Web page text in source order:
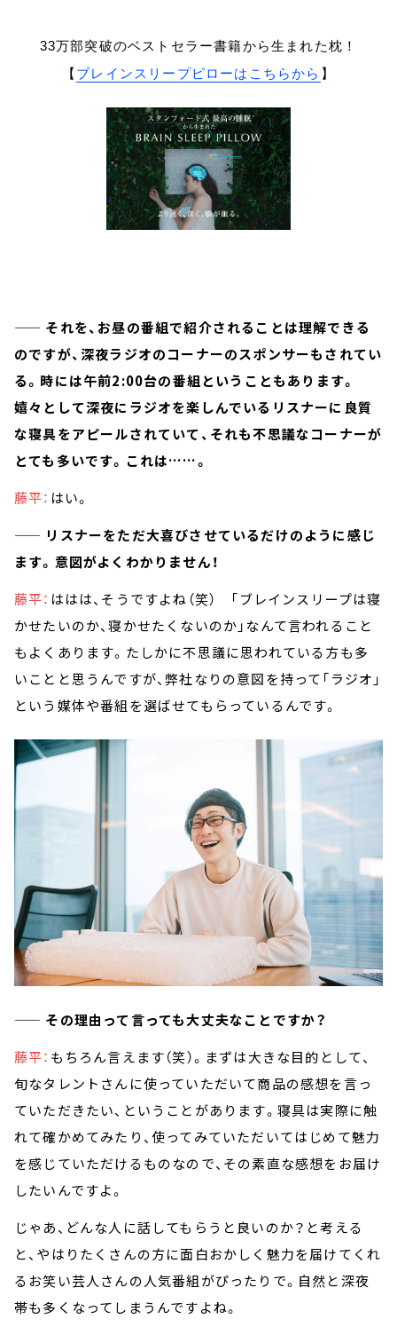
33万部突破のベストセラー書籍から生まれた枕！
【 ブレインスリープピローはこちらから 】
—— それを、お昼の番組で紹介されることは理解できる
のですが、深夜ラジオのコーナーのスポンサーもされてい
る。時には午前2:00台の番組ということもあります。
嬉々として深夜にラジオを楽しんでいるリスナーに良質
な寝具をアピールされていて、それも不思議なコーナーが
とても多いです。これは……。
藤平： はい。
—— リスナーをただ大喜びさせているだけのように感じ
ます。意図がよくわかりません！
藤平： ははは、そうですよね（笑） 「ブレインスリープは寝
かせたいのか、寝かせたくないのか」なんて言われること
もよくあります。たしかに不思議に思われている方も多
いことと思うんですが、弊社なりの意図を持って「ラジオ」
という媒体や番組を選ばせてもらっているんです。
—— その理由って言っても大丈夫なことですか？
藤平： もちろん言えます（笑）。まずは大きな目的として、
旬なタレントさんに使っていただいて商品の感想を言っ
ていただきたい、ということがあります。寝具は実際に触
れて確かめてみたり、使ってみていただいてはじめて魅力
を感じていただけるものなので、その素直な感想をお届け
したいんですよ。
じゃあ、どんな人に話してもらうと良いのか？と考える
と、やはりたくさんの方に面白おかしく魅力を届けてくれ
るお笑い芸人さんの人気番組がぴったりで。自然と深夜
帯も多くなってしまうんですよね。